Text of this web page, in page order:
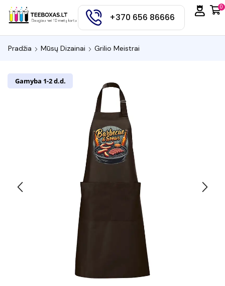
+370 656 86666
0
Pradžia Mūsų Dizainai Grilio Meistrai
Gamyba 1-2 d.d.